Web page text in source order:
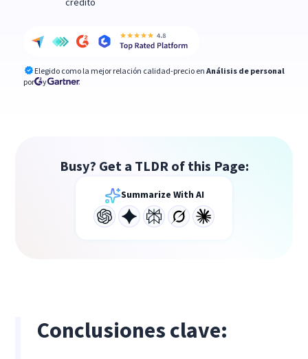
Elegido como la mejor relación calidad-precio en Análisis de personal
por
y
Busy? Get a TLDR of this Page:
Summarize With AI
Conclusiones clave: